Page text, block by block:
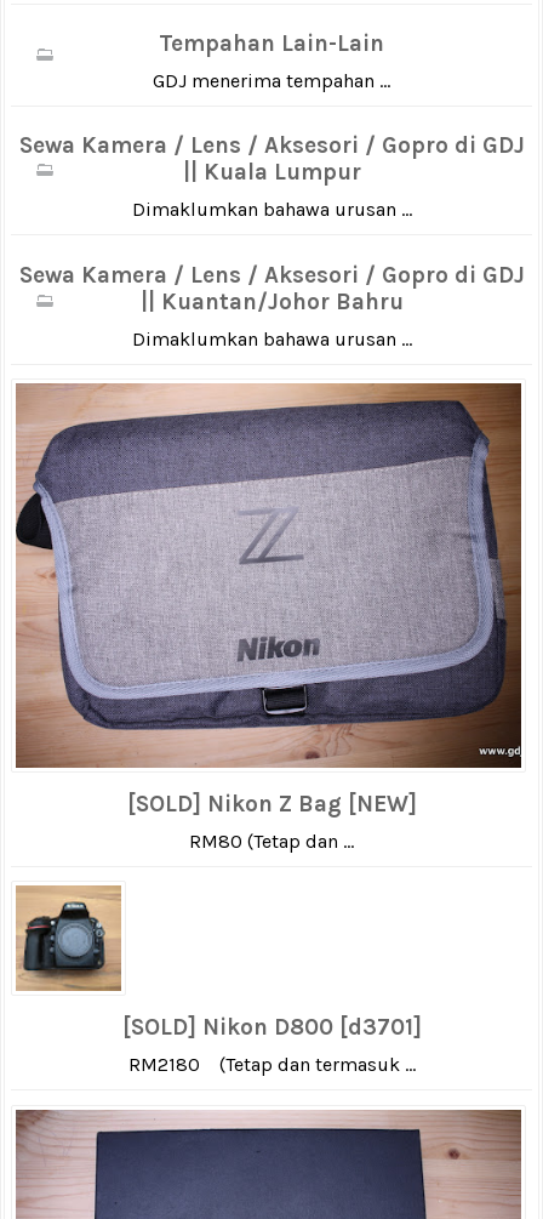
Tempahan Lain-Lain
GDJ menerima tempahan ...
Sewa Kamera / Lens / Aksesori / Gopro di GDJ
|| Kuala Lumpur
Dimaklumkan bahawa urusan ...
Sewa Kamera / Lens / Aksesori / Gopro di GDJ
|| Kuantan/Johor Bahru
Dimaklumkan bahawa urusan ...
[SOLD] Nikon Z Bag [NEW]
RM80 (Tetap dan ...
[SOLD] Nikon D800 [d3701]
RM2180 (Tetap dan termasuk ...